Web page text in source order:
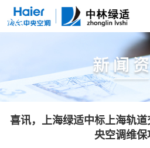
喜讯，上海绿适中标上海轨
央空调维保